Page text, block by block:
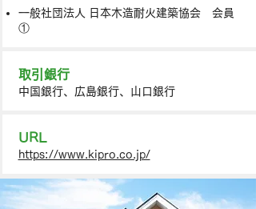
一般社団法人 日本木造耐火建築協会 会員
①
取引銀行
中国銀行、広島銀行、山口銀行
URL
https://www.kipro.co.jp/